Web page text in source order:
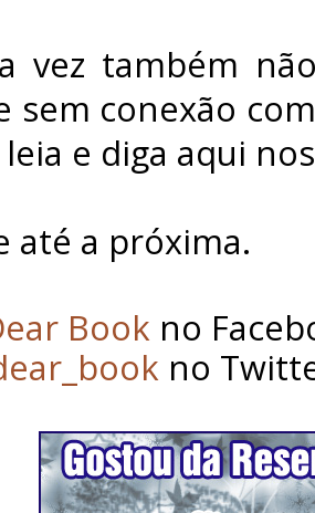
vez também
sem conexão
e diga aqui
até a próxima.
Book no
no